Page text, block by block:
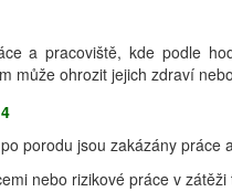
a pracoviště, kde podle
může ohrozit jejich zdraví
porodu jsou zakázány práce
nebo rizikové práce v